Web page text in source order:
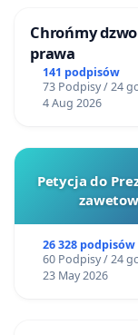
Chrońmy
prawa
141 podpisów
73 Podpisy / 24
4 Aug 2026
Petycja do
26 328 podpisów
60 Podpisy / 24
23 May 2026